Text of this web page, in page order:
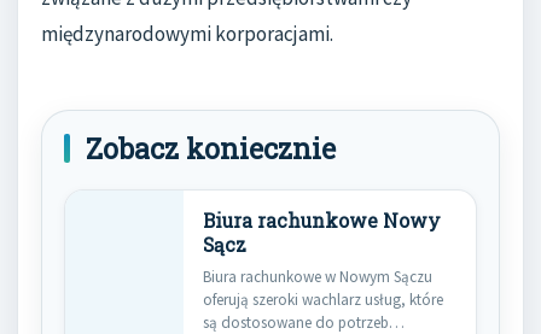
międzynarodowymi korporacjami.
Zobacz koniecznie
Biura rachunkowe Nowy
Sącz
Biura rachunkowe w Nowym Sączu
oferują szeroki wachlarz usług, które
są dostosowane do potrzeb